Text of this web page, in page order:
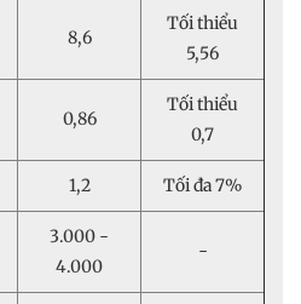
8,6
Tối thiểu
5,56
0,86
Tối thiểu
0,7
1,2 Tối đa 7%
3.000 -
4.000
-